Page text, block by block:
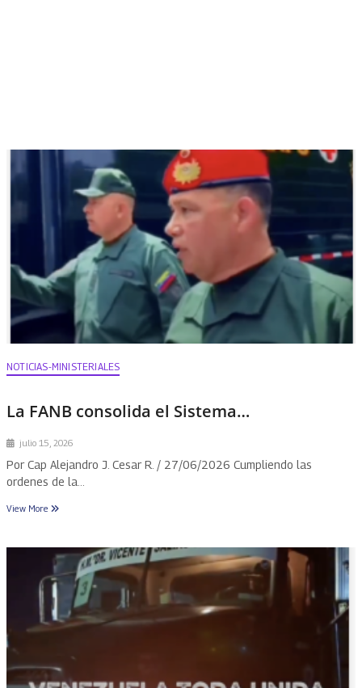
NOTICIAS-MINISTERIALES
La FANB consolida el Sistema…
julio 15, 2026
Por Cap Alejandro J. Cesar R. / 27/06/2026 Cumpliendo las
ordenes de la…
View More